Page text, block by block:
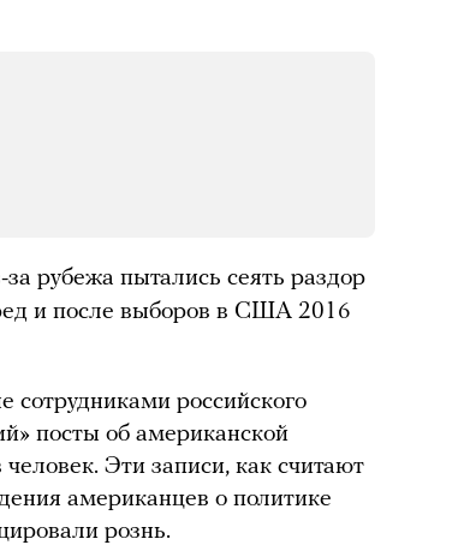
рубежа пытались сеять раздор
и после выборов в США 2016
сотрудниками российского
посты об американской
Эти записи, как считают
американцев о политике
рознь.